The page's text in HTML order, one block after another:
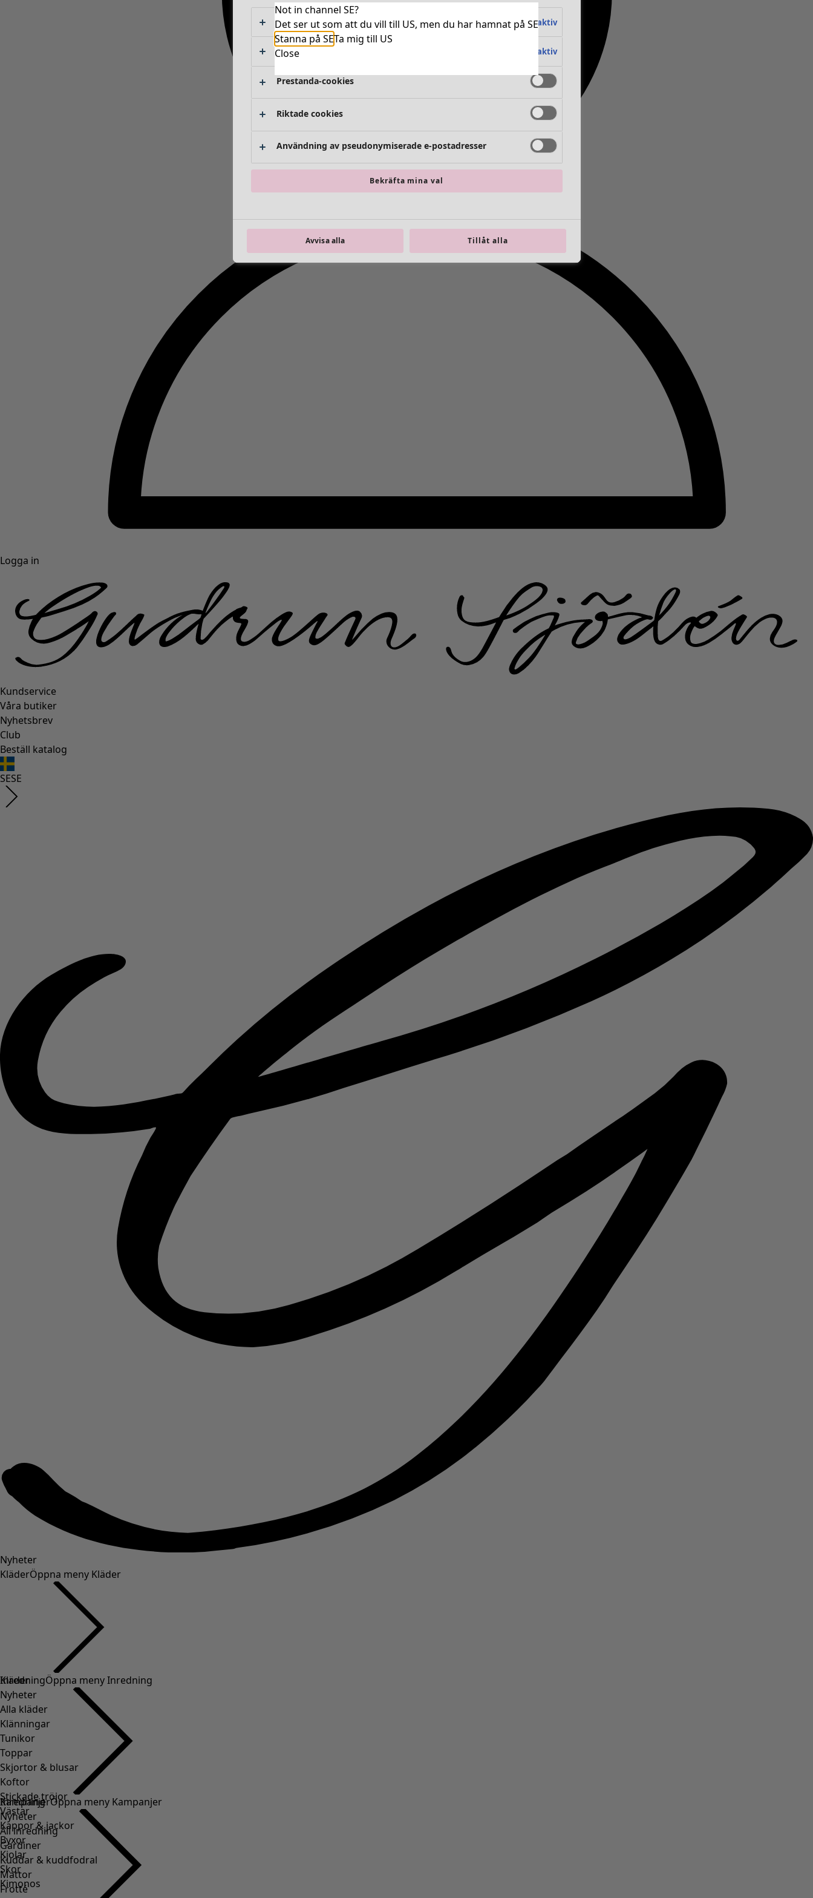
Logga in
Kundservice
Våra butiker
Nyhetsbrev
Club
Beställ katalog
SESE
Nyheter
KläderÖppna meny Kläder
Kläder
Nyheter
Alla kläder
Klänningar
Tunikor
Toppar
Skjortor & blusar
Koftor
Stickade tröjor
Västar
Kappor & jackor
Byxor
Kjolar
Skor
Kimonos
InredningÖppna meny Inredning
Inredning
Nyheter
All inredning
Gardiner
Kuddar & kuddfodral
Mattor
Frotté
KampanjerÖppna meny Kampanjer
Not in channel SE?
Det ser ut som att du vill till US, men du har hamnat på SE
Stanna på SETa mig till US
Close
Absolut nödvändiga cookies Alltid aktiv
Funktionella cookies Alltid aktiv
Prestanda-cookies
Riktade cookies
Användning av pseudonymiserade e-postadresser
Bekräfta mina val
Avvisa alla Tillåt alla